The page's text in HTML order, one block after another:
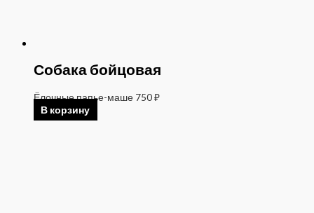
Собака бойцовая
Ёлочные папье-маше 750₽
В корзину